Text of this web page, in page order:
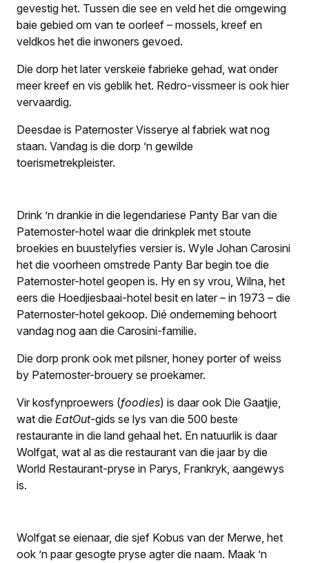
gevestig het. Tussen die see en veld het die omgewing
baie gebied om van te oorleef – mossels, kreef en
veldkos het die inwoners gevoed.
Die dorp het later verskeie fabrieke gehad, wat onder
meer kreef en vis geblik het. Redro-vissmeer is ook hier
vervaardig.
Deesdae is Paternoster Visserye al fabriek wat nog
staan. Vandag is die dorp ’n gewilde
toerismetrekpleister.
Drink ’n drankie in die legendariese Panty Bar van die
Paternoster-hotel waar die drinkplek met stoute
broekies en buustelyfies versier is. Wyle Johan Carosini
het die voorheen omstrede Panty Bar begin toe die
Paternoster-hotel geopen is. Hy en sy vrou, Wilna, het
eers die Hoedjiesbaai-hotel besit en later – in 1973 – die
Paternoster-hotel gekoop. Dié onderneming behoort
vandag nog aan die Carosini-familie.
Die dorp pronk ook met pilsner, honey porter of weiss
by Paternoster-brouery se proekamer.
Vir kosfynproewers (foodies) is daar ook Die Gaatjie,
wat die EatOut-gids se lys van die 500 beste
restaurante in die land gehaal het. En natuurlik is daar
Wolfgat, wat al as die restaurant van die jaar by die
World Restaurant-pryse in Parys, Frankryk, aangewys
is.
Wolfgat se eienaar, die sjef Kobus van der Merwe, het
ook ’n paar gesogte pryse agter die naam. Maak ’n